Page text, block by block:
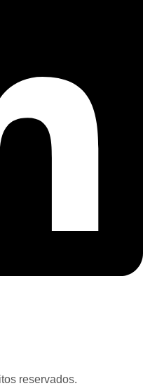
reservados.